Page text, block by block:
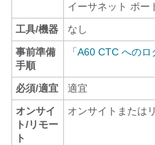
イーサネット ポー
工具/機器
なし
事前準備
手順
「A60 CTC へのロ
必須/適宜
適宜
オンサイ
ト/リモー
ト
オンサイトまたは